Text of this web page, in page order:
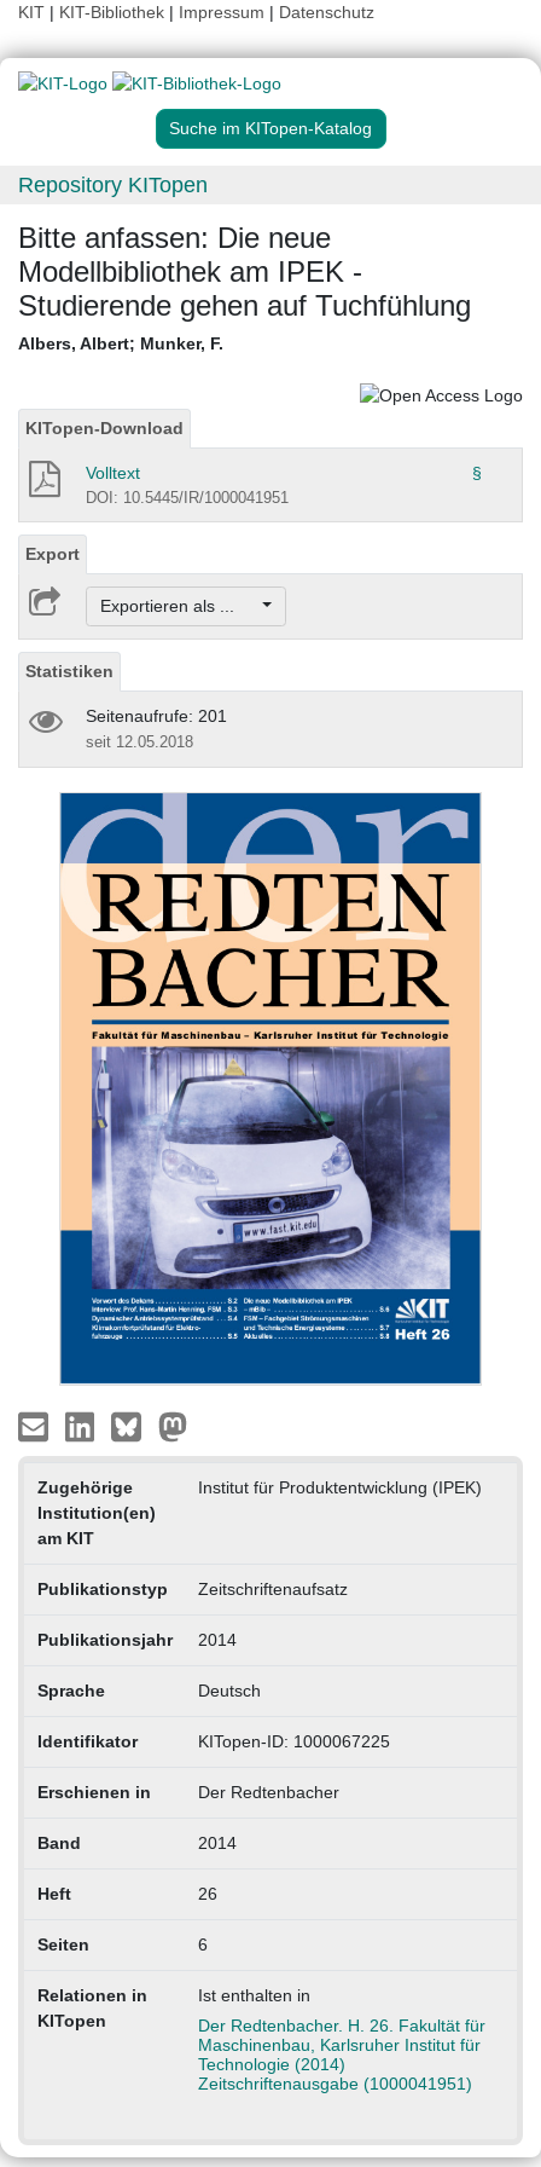
KIT | KIT-Bibliothek | Impressum | Datenschutz
Suche im KITopen-Katalog
Repository KITopen
Bitte anfassen: Die neue
Modellbibliothek am IPEK -
Studierende gehen auf Tuchfühlung
Albers, Albert; Munker, F.
KITopen-Download
Volltext §
DOI: 10.5445/IR/1000041951
Export
Exportieren als ...
Statistiken
Seitenaufrufe: 201
seit 12.05.2018
Zugehörige
Institution(en)
am KIT
Institut für Produktentwicklung (IPEK)
Publikationstyp Zeitschriftenaufsatz
Publikationsjahr 2014
Sprache Deutsch
Identifikator KITopen-ID: 1000067225
Erschienen in Der Redtenbacher
Band 2014
Heft 26
Seiten 6
Relationen in
KITopen
Ist enthalten in
Der Redtenbacher. H. 26. Fakultät für
Maschinenbau, Karlsruher Institut für
Technologie (2014)
Zeitschriftenausgabe (1000041951)